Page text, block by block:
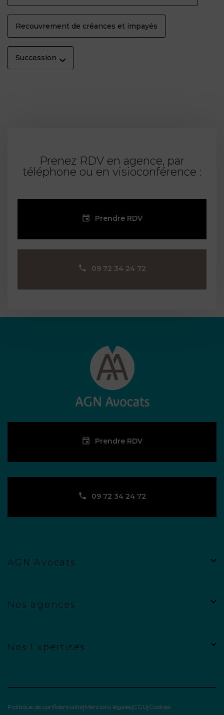
Recouvrement de créances et impayés
Succession
Prenez RDV en agence, par
téléphone ou en visioconférence :
Prendre RDV
09 72 34 24 72
Prendre RDV
09 72 34 24 72
AGN Avocats
Nos agences
Nos Expertises
Politique de confidentialité Mentions légales CGU Cookies